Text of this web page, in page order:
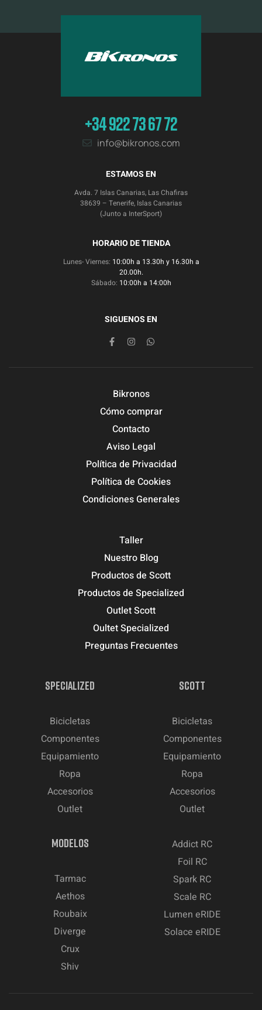
+34 922 73 67 72
info@bikronos.com
ESTAMOS EN
Avda. 7 Islas Canarias, Las Chafiras
38639 – Tenerife, Islas Canarias
(Junto a InterSport)
HORARIO DE TIENDA
Lunes- Viernes: 10:00h a 13.30h y 16.30h a
20.00h.
Sábado: 10:00h a 14:00h
SIGUENOS EN
Bikronos
Cómo comprar
Contacto
Aviso Legal
Política de Privacidad
Política de Cookies
Condiciones Generales
Taller
Nuestro Blog
Productos de Scott
Productos de Specialized
Outlet Scott
Oultet Specialized
Preguntas Frecuentes
SPECIALIZED
Bicicletas
Componentes
Equipamiento
Ropa
Accesorios
Outlet
SCOTT
Bicicletas
Componentes
Equipamiento
Ropa
Accesorios
Outlet
MODELOS
Tarmac
Aethos
Roubaix
Diverge
Crux
Shiv
Addict RC
Foil RC
Spark RC
Scale RC
Lumen eRIDE
Solace eRIDE